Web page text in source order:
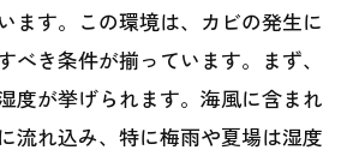
ます。この環境は、カビの発生に
べき条件が揃っています。まず、
度が挙げられます。海風に含まれ
流れ込み、特に梅雨や夏場は湿度